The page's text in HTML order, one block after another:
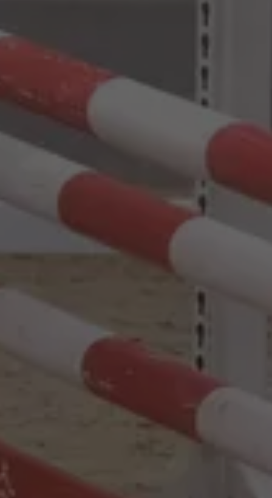
+49 (251) 328090